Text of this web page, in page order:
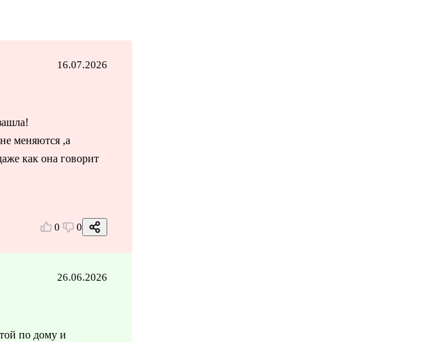
16.07.2026
меняются ,а
как она говорит
0 0
26.06.2026
по дому и